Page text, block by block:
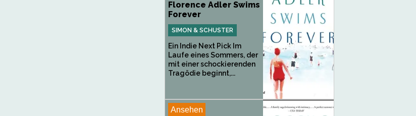
Florence Adler Swims
Forever
SIMON & SCHUSTER
Ein Indie Next Pick Im
Laufe eines Sommers, der
mit einer schockierenden
Tragödie beginnt,...
Ansehen